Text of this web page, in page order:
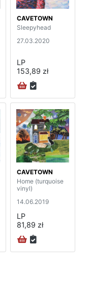
CAVETOWN
Sleepyhead
27.03.2020
LP
153,89 zł
CAVETOWN
Home (turquoise
vinyl)
14.06.2019
LP
81,89 zł